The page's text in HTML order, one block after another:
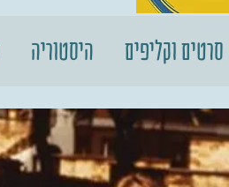
היסטוריה סרטים וקליפים